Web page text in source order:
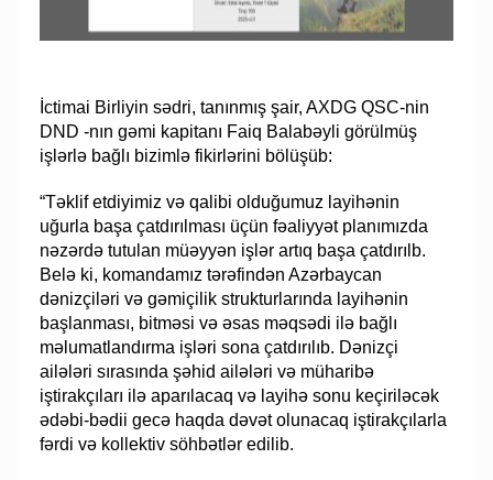
İctimai Birliyin sədri, tanınmış şair, AXDG QSC-nin
DND -nın gəmi kapitanı Faiq Balabəyli görülmüş
işlərlə bağlı bizimlə fikirlərini bölüşüb:
“Təklif etdiyimiz və qalibi olduğumuz layihənin
uğurla başa çatdırılması üçün fəaliyyət planımızda
nəzərdə tutulan müəyyən işlər artıq başa çatdırılb.
Belə ki, komandamız tərəfindən Azərbaycan
dənizçiləri və gəmiçilik strukturlarında layihənin
başlanması, bitməsi və əsas məqsədi ilə bağlı
məlumatlandırma işləri sona çatdırılıb. Dənizçi
ailələri sırasında şəhid ailələri və müharibə
iştirakçıları ilə aparılacaq və layihə sonu keçiriləcək
ədəbi-bədii gecə haqda dəvət olunacaq iştirakçılarla
fərdi və kollektiv söhbətlər edilib.